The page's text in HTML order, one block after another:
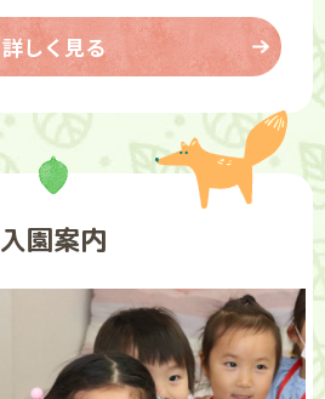
詳しく見る
入園案内